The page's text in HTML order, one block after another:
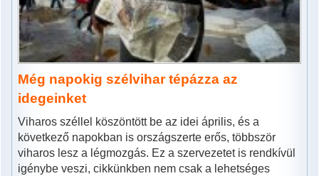
Még napokig szélvihar tépázza az
idegeinket
Viharos széllel köszöntött be az idei április, és a
következő napokban is országszerte erős, többször
viharos lesz a légmozgás. Ez a szervezetet is rendkívül
igénybe veszi, cikkünkben nem csak a lehetséges